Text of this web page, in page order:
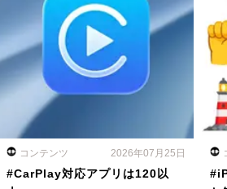
コンテンツ 2026年07月25日
#CarPlay対応アプリは120以